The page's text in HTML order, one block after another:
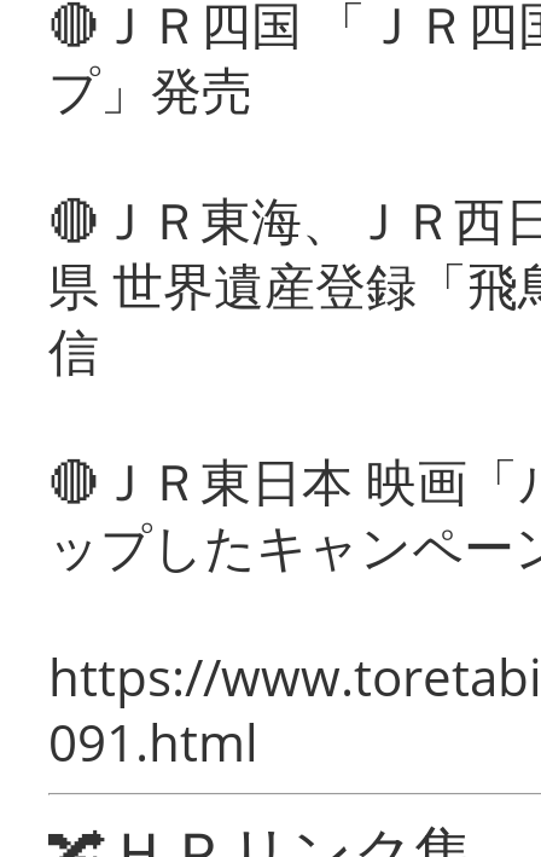
🔴ＪＲ四国 「ＪＲ
プ」発売
🔴ＪＲ東海、ＪＲ西
県 世界遺産登録「
信
🔴ＪＲ東日本 映画
ップしたキャンペー
https://
091.html